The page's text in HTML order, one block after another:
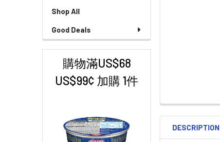
Shop All
Good Deals
購物滿US$68
US$99¢ 加購 1件
DESCRIPTION